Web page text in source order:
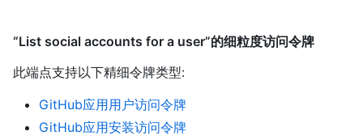
“List social accounts for a user”的细粒度访问令牌
此端点支持以下精细令牌类型:
GitHub应用用户访问令牌
GitHub应用安装访问令牌